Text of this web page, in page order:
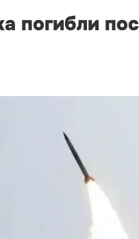
погибли